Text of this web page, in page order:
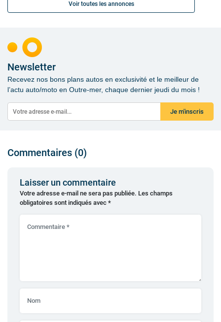
Voir toutes les annonces
Newsletter
Recevez nos bons plans autos en exclusivité et le meilleur de
l’actu auto/moto en Outre-mer, chaque dernier jeudi du mois !
Je m'inscris
Commentaires (0)
Laisser un commentaire
Votre adresse e-mail ne sera pas publiée. Les champs
obligatoires sont indiqués avec *